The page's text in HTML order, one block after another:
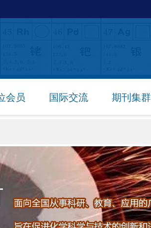
会员 国际交流 期刊集群